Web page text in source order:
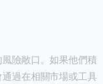
險敞口。如果他們積
過在相關市場或工具